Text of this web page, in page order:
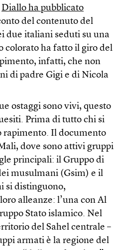
Diallo ha pubblicato
del contenuto del
due italiani seduti su una
colorato ha fatto il giro del
infatti, che non
di padre Gigi e di Nicola
ostaggi sono vivi, questo
Prima di tutto chi si
rapimento. Il documento
dove sono attivi gruppi
principali: il Gruppo di
musulmani (Gsim) e il
si distinguono,
alleanze: l’una con Al
Stato islamico. Nel
del Sahel centrale –
armati è la regione del